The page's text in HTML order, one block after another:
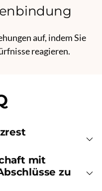
auf, indem Sie
reagieren.
mit
zu